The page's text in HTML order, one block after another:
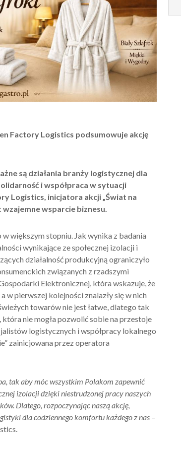
Factory Logistics podsumowuje akcję
są działania branży logistycznej dla
i współpraca w sytuacji
Logistics, inicjatora akcji„Świat na
wsparcie biznesu.
większym stopniu. Jak wynika z badania
wynikające ze społecznej izolacji i
działalność produkcyjną ograniczyło
związanych z rzadszymi
Elektronicznej, która wskazuje, że
w pierwszej kolejności znalazły się w nich
towarów nie jest łatwe, dlatego tak
nie mogła pozwolić sobie na przestoje
logistycznych i współpracy lokalnego
zainicjowana przez operatora
tak aby móc wszystkim Polakom zapewnić
ej izolacjidzięki niestrudzonej pracy naszych
Dlatego, rozpoczynając naszą akcję,
dla codziennego komfortu każdego z nas –